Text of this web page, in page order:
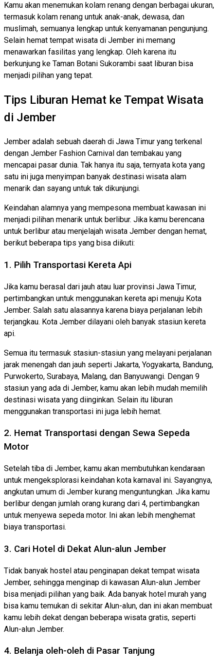
Kamu akan menemukan kolam renang dengan berbagai ukuran,
termasuk kolam renang untuk anak-anak, dewasa, dan
muslimah, semuanya lengkap untuk kenyamanan pengunjung.
Selain hemat tempat wisata di Jember ini memang
menawarkan fasilitas yang lengkap. Oleh karena itu
berkunjung ke Taman Botani Sukorambi saat liburan bisa
menjadi pilihan yang tepat.
Tips Liburan Hemat ke Tempat Wisata
di Jember
Jember adalah sebuah daerah di Jawa Timur yang terkenal
dengan Jember Fashion Carnival dan tembakau yang
mencapai pasar dunia. Tak hanya itu saja, ternyata kota yang
satu ini juga menyimpan banyak destinasi wisata alam
menarik dan sayang untuk tak dikunjungi.
Keindahan alamnya yang mempesona membuat kawasan ini
menjadi pilihan menarik untuk berlibur. Jika kamu berencana
untuk berlibur atau menjelajah wisata Jember dengan hemat,
berikut beberapa tips yang bisa diikuti:
1. Pilih Transportasi Kereta Api
Jika kamu berasal dari jauh atau luar provinsi Jawa Timur,
pertimbangkan untuk menggunakan kereta api menuju Kota
Jember. Salah satu alasannya karena biaya perjalanan lebih
terjangkau. Kota Jember dilayani oleh banyak stasiun kereta
api.
Semua itu termasuk stasiun-stasiun yang melayani perjalanan
jarak menengah dan jauh seperti Jakarta, Yogyakarta, Bandung,
Purwokerto, Surabaya, Malang, dan Banyuwangi. Dengan 9
stasiun yang ada di Jember, kamu akan lebih mudah memilih
destinasi wisata yang diinginkan. Selain itu liburan
menggunakan transportasi ini juga lebih hemat.
2. Hemat Transportasi dengan Sewa Sepeda
Motor
Setelah tiba di Jember, kamu akan membutuhkan kendaraan
untuk mengeksplorasi keindahan kota karnaval ini. Sayangnya,
angkutan umum di Jember kurang menguntungkan. Jika kamu
berlibur dengan jumlah orang kurang dari 4, pertimbangkan
untuk menyewa sepeda motor. Ini akan lebih menghemat
biaya transportasi.
3. Cari Hotel di Dekat Alun-alun Jember
Tidak banyak hostel atau penginapan dekat tempat wisata
Jember, sehingga menginap di kawasan Alun-alun Jember
bisa menjadi pilihan yang baik. Ada banyak hotel murah yang
bisa kamu temukan di sekitar Alun-alun, dan ini akan membuat
kamu lebih dekat dengan beberapa wisata gratis, seperti
Alun-alun Jember.
4. Belanja oleh-oleh di Pasar Tanjung